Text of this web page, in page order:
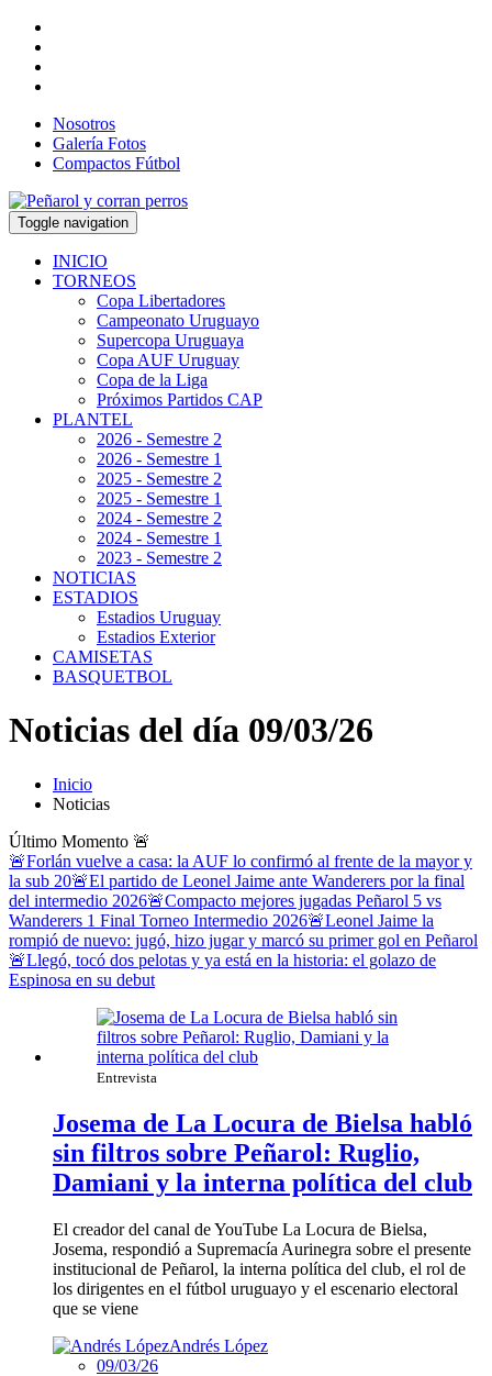
Nosotros
Galería Fotos
Compactos Fútbol
Toggle navigation
INICIO
TORNEOS
Copa Libertadores
Campeonato Uruguayo
Supercopa Uruguaya
Copa AUF Uruguay
Copa de la Liga
Próximos Partidos CAP
PLANTEL
2026 - Semestre 2
2026 - Semestre 1
2025 - Semestre 2
2025 - Semestre 1
2024 - Semestre 2
2024 - Semestre 1
2023 - Semestre 2
NOTICIAS
ESTADIOS
Estadios Uruguay
Estadios Exterior
CAMISETAS
BASQUETBOL
Noticias del día 09/03/26
Inicio
Noticias
Último Momento 🚨
🚨Forlán vuelve a casa: la AUF lo confirmó al frente de la mayor y
la sub 20🚨El partido de Leonel Jaime ante Wanderers por la final
del intermedio 2026🚨Compacto mejores jugadas Peñarol 5 vs
Wanderers 1 Final Torneo Intermedio 2026🚨Leonel Jaime la
rompió de nuevo: jugó, hizo jugar y marcó su primer gol en Peñarol
🚨Llegó, tocó dos pelotas y ya está en la historia: el golazo de
Espinosa en su debut
Entrevista
Josema de La Locura de Bielsa habló
sin filtros sobre Peñarol: Ruglio,
Damiani y la interna política del club
El creador del canal de YouTube La Locura de Bielsa,
Josema, respondió a Supremacía Aurinegra sobre el presente
institucional de Peñarol, la interna política del club, el rol de
los dirigentes en el fútbol uruguayo y el escenario electoral
que se viene
Andrés López
09/03/26